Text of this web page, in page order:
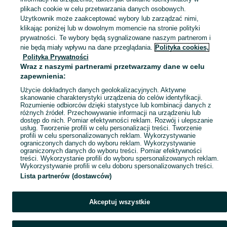
Sprzedaż desek elewacyjnych Zachodniopomorskie ▶️ Szeroki wybór produktów ✅ Nowe i używane w atrakcyjnych cenach ✌ Sprawdź oferty i kupuj tanio na OLX.pl!
Mapa kategorii
Mapa miejscowości
Mapa ministron
Popularne wyszukiwania
plikach cookie w celu przetwarzania danych osobowych.
Użytkownik może zaakceptować wybory lub zarządzać nimi,
klikając poniżej lub w dowolnym momencie na stronie polityki
prywatności. Te wybory będą sygnalizowane naszym partnerom i
nie będą miały wpływu na dane przeglądania. Polityka cookies,
Polityka Prywatności
Wraz z naszymi partnerami przetwarzamy dane w celu
zapewnienia:
Użycie dokładnych danych geolokalizacyjnych. Aktywne
skanowanie charakterystyki urządzenia do celów identyfikacji.
Rozumienie odbiorców dzięki statystyce lub kombinacji danych z
różnych źródeł. Przechowywanie informacji na urządzeniu lub
dostęp do nich. Pomiar efektywności reklam. Rozwój i ulepszanie
usług. Tworzenie profili w celu personalizacji treści. Tworzenie
profili w celu spersonalizowanych reklam. Wykorzystywanie
ograniczonych danych do wyboru reklam. Wykorzystywanie
ograniczonych danych do wyboru treści. Pomiar efektywności
treści. Wykorzystanie profili do wyboru spersonalizowanych reklam.
Wykorzystywanie profili w celu doboru spersonalizowanych treści.
Lista partnerów (dostawców)
Akceptuj wszystkie